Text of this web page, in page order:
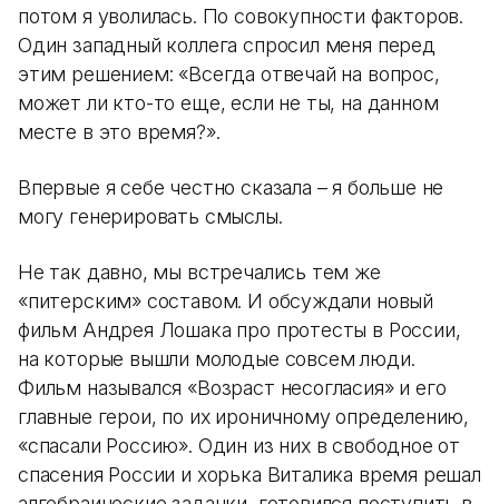
потом я уволилась. По совокупности факторов.
Один западный коллега спросил меня перед
этим решением: «Всегда отвечай на вопрос,
может ли кто-то еще, если не ты, на данном
месте в это время?».
Впервые я себе честно сказала – я больше не
могу генерировать смыслы.
Не так давно, мы встречались тем же
«питерским» составом. И обсуждали новый
фильм Андрея Лошака про протесты в России,
на которые вышли молодые совсем люди.
Фильм назывался «Возраст несогласия» и его
главные герои, по их ироничному определению,
«спасали Россию». Один из них в свободное от
спасения России и хорька Виталика время решал